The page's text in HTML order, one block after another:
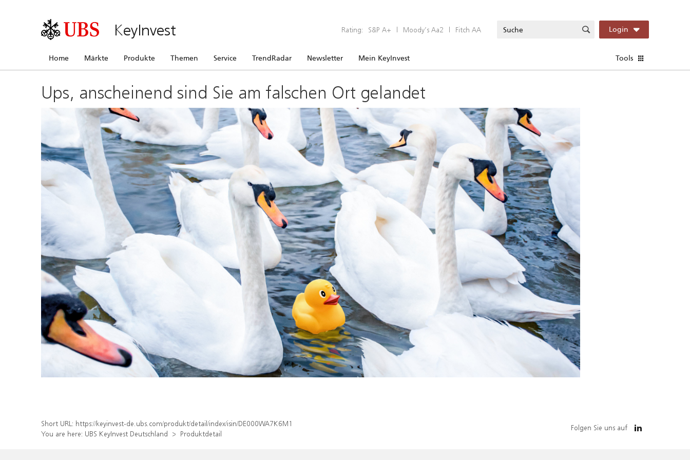
KeyInvest Rating: S&P A+ | Moody’s Aa2 | Fitch AA Login
Home Märkte Produkte Themen Service TrendRadar Newsletter Mein KeyInvest Tools
Ups, anscheinend sind Sie am falschen Ort gelandet
Short URL: https://keyinvest-de.ubs.com/produkt/detail/index/isin/DE000WA7K6M1
You are here: UBS KeyInvest Deutschland Produktdetail
Folgen Sie uns auf